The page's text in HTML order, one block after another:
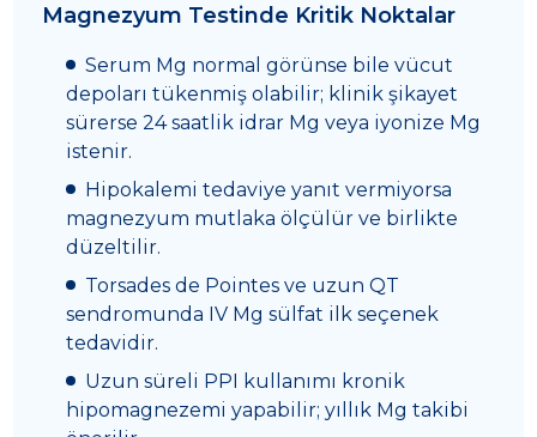
Magnezyum Testinde Kritik Noktalar
Serum Mg normal görünse bile vücut
depoları tükenmiş olabilir; klinik şikayet
sürerse 24 saatlik idrar Mg veya iyonize Mg
istenir.
Hipokalemi tedaviye yanıt vermiyorsa
magnezyum mutlaka ölçülür ve birlikte
düzeltilir.
Torsades de Pointes ve uzun QT
sendromunda IV Mg sülfat ilk seçenek
tedavidir.
Uzun süreli PPI kullanımı kronik
hipomagnezemi yapabilir; yıllık Mg takibi